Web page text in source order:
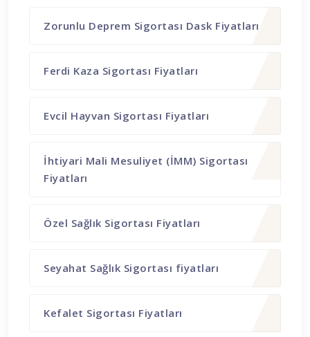
Zorunlu Deprem Sigortası Dask Fiyatları
Ferdi Kaza Sigortası Fiyatları
Evcil Hayvan Sigortası Fiyatları
İhtiyari Mali Mesuliyet (İMM) Sigortası
Fiyatları
Özel Sağlık Sigortası Fiyatları
Seyahat Sağlık Sigortası fiyatları
Kefalet Sigortası Fiyatları